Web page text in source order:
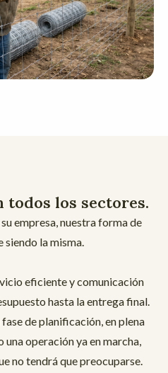
todos los sectores.
empresa, nuestra forma de
siendo la misma.
eficiente y comunicación
hasta la entrega final.
de planificación, en plena
operación ya en marcha,
no tendrá que preocuparse.